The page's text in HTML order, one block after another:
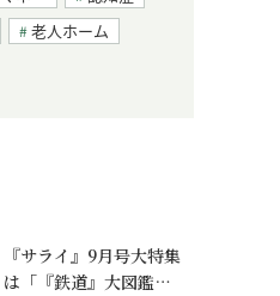
老人ホーム
『サライ』9月号大特集
は「『鉄道』大図鑑…